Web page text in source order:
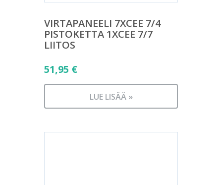
VIRTAPANEELI 7XCEE 7/4
PISTOKETTA 1XCEE 7/7
LIITOS
51,95 €
LUE LISÄÄ »